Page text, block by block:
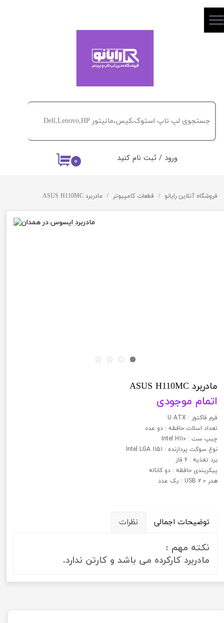
۰ ورود / ثبت نام کنید
حساب کاربری من
خروج از حساب کاربری
فروشگاه آنلاین رایانو قطعات کامپیوتر مادربرد ASUS H110MC
مادربرد ASUS H110MC
اتمام موجودی
فرم فاکتور : U ATX
تعداد اسلات حافظه : دو عدد
چیپ ست : Intel H110
نوع سوکت پردازنده : Intel LGA 1151
برد تغذیه : 6 فاز
پیکربندی حافظه : دو کاناله
هدر USB 2.0 : یک عدد
توضیحات اجمالی نظرات
نکته مهم :
مادربرد کارکرده می باشد و کارتن ندارد.